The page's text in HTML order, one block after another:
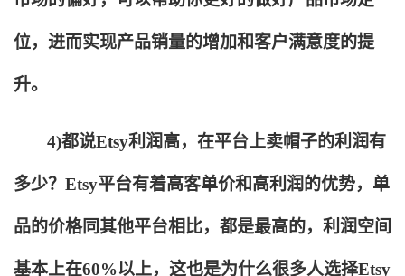
位，进而实现产品销量的增加和客户满意度的提
升。
4)都说Etsy利润高，在平台上卖帽子的利润有
多少？Etsy平台有着高客单价和高利润的优势，单
品的价格同其他平台相比，都是最高的，利润空间
基本上在60%以上，这也是为什么很多人选择Etsy